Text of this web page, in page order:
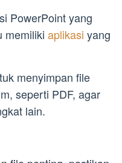
PowerPoint yang
memiliki aplikasi yang
menyimpan file
seperti PDF, agar
lain.